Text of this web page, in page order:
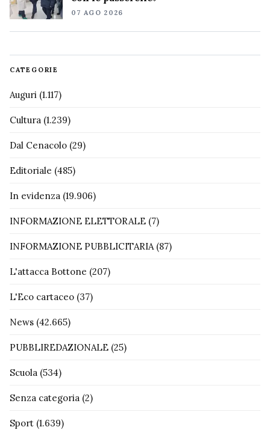
07 AGO 2026
CATEGORIE
Auguri (1.117)
Cultura (1.239)
Dal Cenacolo (29)
Editoriale (485)
In evidenza (19.906)
INFORMAZIONE ELETTORALE (7)
INFORMAZIONE PUBBLICITARIA(87)
L'attacca Bottone (207)
L'Eco cartaceo (37)
News (42.665)
PUBBLIREDAZIONALE (25)
Scuola (534)
Senza categoria (2)
Sport (1.639)